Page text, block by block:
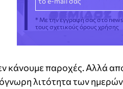
* Με την εγγραφή σας στο
τους σχετικούς όρους χρήσης
κάνουμε παροχές. Αλλά
λιτότητα των